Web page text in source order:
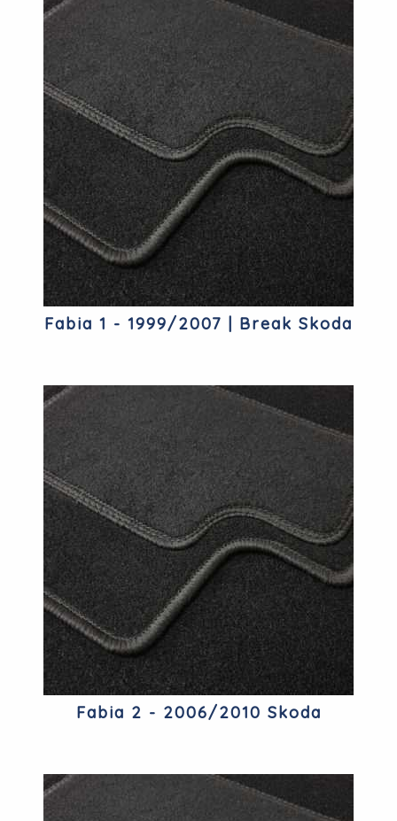
Fabia 1 - 1999/2007 | Break Skoda
Fabia 2 - 2006/2010 Skoda